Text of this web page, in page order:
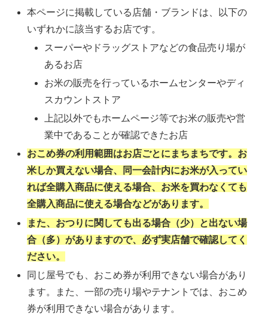
本ページに掲載している店舗・ブランドは、以下の
いずれかに該当するお店です。
スーパーやドラッグストアなどの食品売り場が
あるお店
お米の販売を行っているホームセンターやディ
スカウントストア
上記以外でもホームページ等でお米の販売や営
業中であることが確認できたお店
おこめ券の利用範囲はお店ごとにまちまちです。お
米しか買えない場合、同一会計内にお米が入ってい
れば全購入商品に使える場合、お米を買わなくても
全購入商品に使える場合などがあります。
また、おつりに関しても出る場合（少）と出ない場
合（多）がありますので、必ず実店舗で確認してく
ださい。
同じ屋号でも、おこめ券が利用できない場合があり
ます。また、一部の売り場やテナントでは、おこめ
券が利用できない場合があります。